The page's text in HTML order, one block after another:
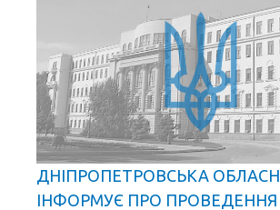
ДНІПРОПЕТРОВСЬКА
ІНФОРМУЄ ПРО